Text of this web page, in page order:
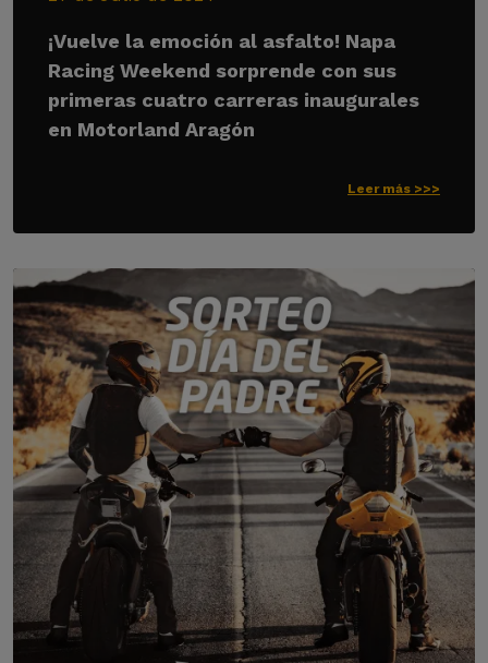
¡Vuelve la emoción al asfalto! Napa
Racing Weekend sorprende con sus
primeras cuatro carreras inaugurales
en Motorland Aragón
Leer más >>>